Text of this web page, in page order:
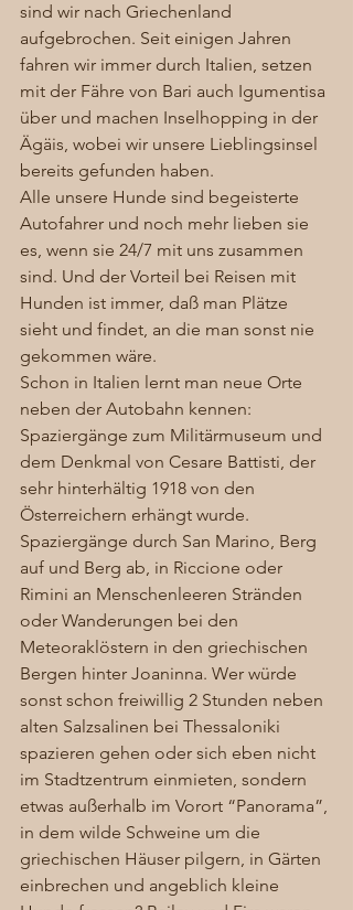
sind wir nach Griechenland
aufgebrochen. Seit einigen Jahren
fahren wir immer durch Italien, setzen
mit der Fähre von Bari auch Igumentisa
über und machen Inselhopping in der
Ägäis, wobei wir unsere Lieblingsinsel
bereits gefunden haben.
Alle unsere Hunde sind begeisterte
Autofahrer und noch mehr lieben sie
es, wenn sie 24/7 mit uns zusammen
sind. Und der Vorteil bei Reisen mit
Hunden ist immer, daß man Plätze
sieht und findet, an die man sonst nie
gekommen wäre.
Schon in Italien lernt man neue Orte
neben der Autobahn kennen:
Spaziergänge zum Militärmuseum und
dem Denkmal von Cesare Battisti, der
sehr hinterhältig 1918 von den
Österreichern erhängt wurde.
Spaziergänge durch San Marino, Berg
auf und Berg ab, in Riccione oder
Rimini an Menschenleeren Stränden
oder Wanderungen bei den
Meteoraklöstern in den griechischen
Bergen hinter Joaninna. Wer würde
sonst schon freiwillig 2 Stunden neben
alten Salzsalinen bei Thessaloniki
spazieren gehen oder sich eben nicht
im Stadtzentrum einmieten, sondern
etwas außerhalb im Vorort “Panorama”,
in dem wilde Schweine um die
griechischen Häuser pilgern, in Gärten
einbrechen und angeblich kleine